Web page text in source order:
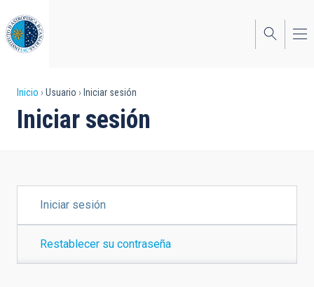
al
contenido
principal
Sobrescribir
enlaces
la
navegación
Inicio Usuario Iniciar sesión
Iniciar sesión
PRINCIPALES
Iniciar sesión
Restablecer su contraseña